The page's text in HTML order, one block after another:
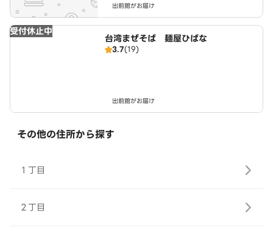
出前館がお届け
受付休止中
台湾まぜそば 麺屋ひばな
3.7(19)
出前館がお届け
その他の住所から探す
１丁目
２丁目